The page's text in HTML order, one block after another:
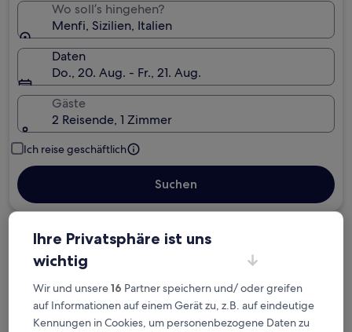
Wo soll’s hingehen?
Menfi, Sizilien, Italien
Daten
Do., 20. Aug. - Fr., 21. Aug.
Gäste
2 Reisende, 1 Zimmer
Ich reise geschäftlich
Suchen
Kostenlose Stornierung bei
Planänderungen
Verdiene Prämien für jede
wahrgenommene Übernachtung
Ihre Privatsphäre ist uns
wichtig
Wir und unsere16 Partner speichern und/ oder greifen
auf Informationen auf einem Gerät zu, z.B. auf eindeutige
Kennungen in Cookies, um personenbezogene Daten zu